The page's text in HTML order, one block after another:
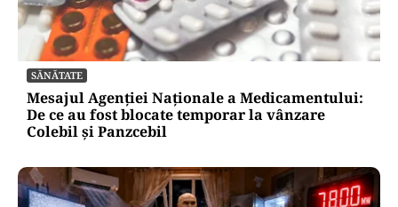
SĂNĂTATE
Mesajul Agenției Naționale a Medicamentului:
De ce au fost blocate temporar la vânzare
Colebil și Panzcebil